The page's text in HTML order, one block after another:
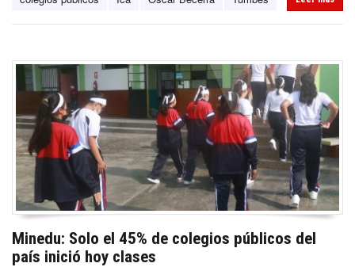
Minedu: Solo el 45% de colegios públicos del
país inició hoy clases